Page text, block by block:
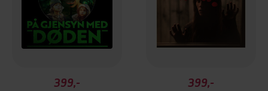
399,-
399,-